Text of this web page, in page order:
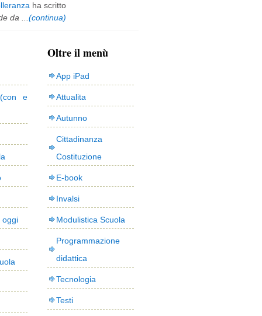
ha scritto
da ... (continua)
e
oggi
Oltre il menù
App iPad
Attualita
Autunno
Cittadinanza
Costituzione
E-book
Invalsi
Modulistica Scuola
Programmazione
didattica
Tecnologia
Testi